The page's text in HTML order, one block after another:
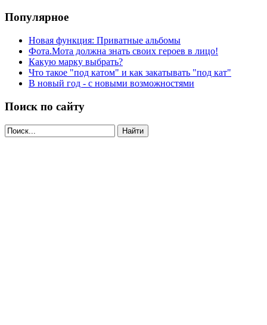
Популярное
Новая функция: Приватные альбомы
Фота.Мота должна знать своих героев в лицо!
Какую марку выбрать?
Что такое "под катом" и как закатывать "под кат"
В новый год - с новыми возможностями
Поиск по сайту
Найти